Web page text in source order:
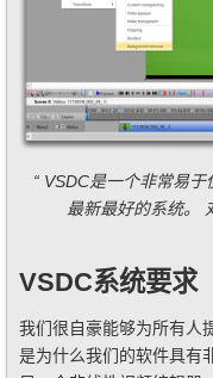
“ VSDC是一个非常易
最新最好的系统。
VSDC系统要求
我们很自豪能够为所有人
是为什么我们的软件具有